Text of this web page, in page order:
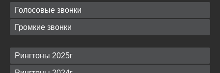
Голосовые звонки
Громкие звонки
Рингтоны 2025г